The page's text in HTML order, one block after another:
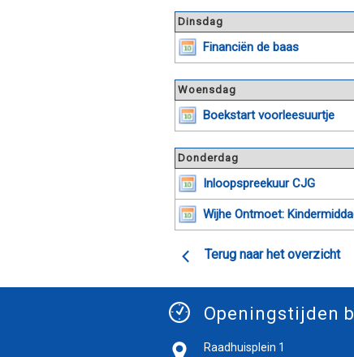
Dinsdag
Financiën de baas
Woensdag
Boekstart voorleesuurtje
Donderdag
Inloopspreekuur CJG
Wijhe Ontmoet:
Terug naar het overzicht
Openingstijden
Raadhuisplein 1